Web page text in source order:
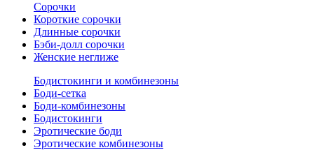
Сорочки
Короткие сорочки
Длинные сорочки
Бэби-долл сорочки
Женские неглиже
Бодистокинги и комбинезоны
Боди-сетка
Боди-комбинезоны
Бодистокинги
Эротические боди
Эротические комбинезоны